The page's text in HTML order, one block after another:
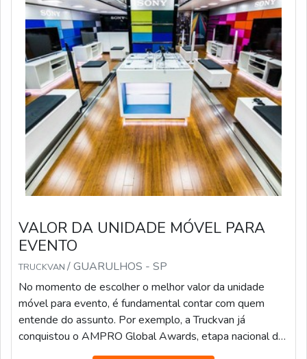
VALOR DA UNIDADE MÓVEL PARA
EVENTO
TRUCKVAN / GUARULHOS - SP
No momento de escolher o melhor valor da unidade
móvel para evento, é fundamental contar com quem
entende do assunto. Por exemplo, a Truckvan já
conquistou o AMPRO Global Awards, etapa nacional da
maior premiação de Live Marketing do mundo, na